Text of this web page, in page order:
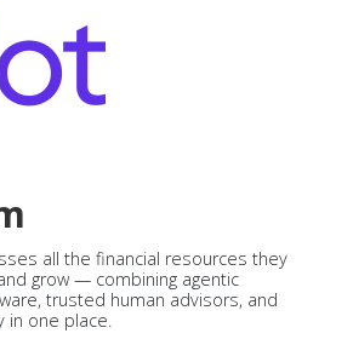
all the financial resources they
grow — combining agentic
trusted human advisors, and
in one place.